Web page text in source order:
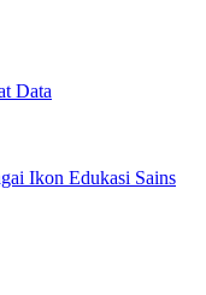
Data
Ikon Edukasi Sains